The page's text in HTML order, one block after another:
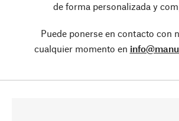
de forma personalizada y
Puede ponerse en contacto con
cualquier momento en